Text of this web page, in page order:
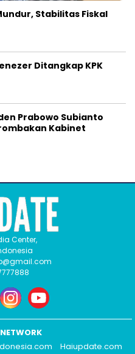
Stabilitas Fiskal
Ditangkap KPK
Prabowo Subianto
Kabinet
Center,
Haiupdate.com